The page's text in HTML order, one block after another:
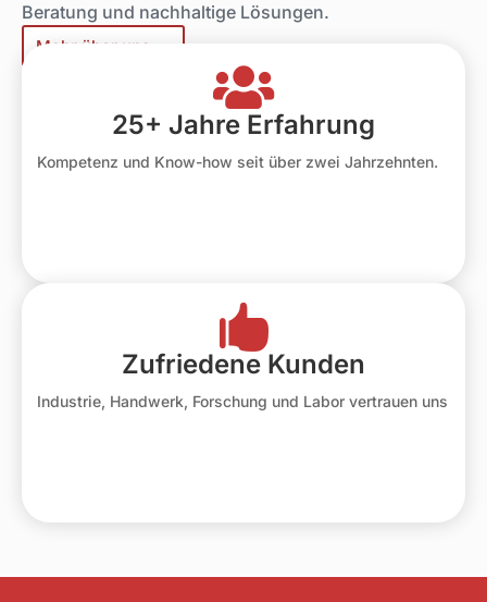
Beratung und nachhaltige Lösungen.
Mehr über uns

25+ Jahre Erfahrung
Kompetenz und Know-how seit über zwei Jahrzehnten.

Zufriedene Kunden
Industrie, Handwerk, Forschung und Labor vertrauen uns